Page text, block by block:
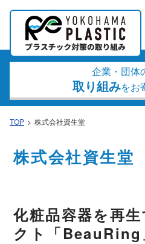
企業・団体
取り組みをお
TOP 株式会社資生堂
株式会社資生堂
化粧品容器を再
クト「BeauRing